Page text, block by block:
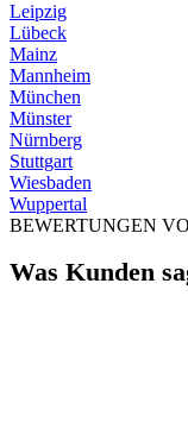
Leipzig
Lübeck
Mainz
Mannheim
München
Münster
Nürnberg
Stuttgart
Wiesbaden
Wuppertal
BEWERTUNGEN
Was Kunden